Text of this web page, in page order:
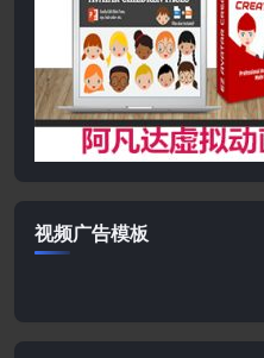
视频广告模板